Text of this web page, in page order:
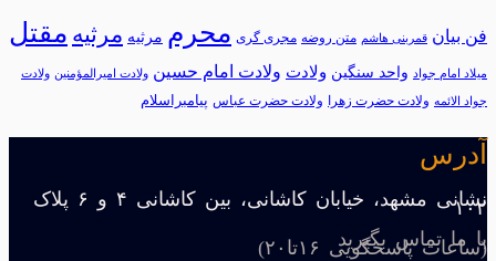
فن بیان قمربنی هاشم متن روضه مجری گری محرم مرثيه مرثیه مقتل
میلاد امام جواد واحد سنگین ولادت ولادت امام حسین ولادت امیرالمؤمنین ولادت
جواد الائمه ولادت حضرت زهرا ولادت حضرت عباس پیامبراسلام
آدرس
نشانی مشهد، خیابان کاشانی، بین کاشانی ۴ و ۶ پلاک
۱۰۲
با ما تماس بگیرید
(ساعات پاسخگویی ۱۶تا۲۰)